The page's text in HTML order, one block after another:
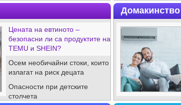
Цената на евтиното –
безопасни ли са продуктите на
TEMU и SHEIN?
Осем необичайни стоки, които
излагат на риск децата
Опасности при детските
столчета
Домакинство